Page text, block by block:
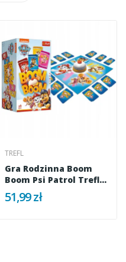
TREFL
Gra Rodzinna Boom
Boom Psi Patrol Trefl
01911
51,99 zł